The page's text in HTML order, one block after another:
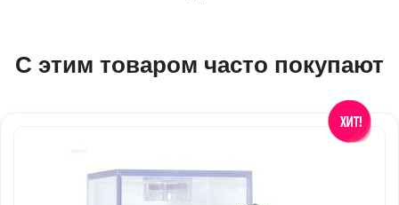
С этим товаром часто покупают